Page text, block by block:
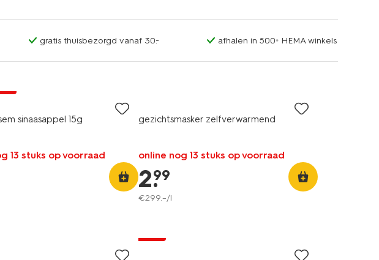
gratis thuisbezorgd vanaf 30.- afhalen in 500+ HEMA winkels
sinaasappel 15g
13 stuks op voorraad
gezichtsmasker zelfverwarmend
online nog 13 stuks op voorraad
2.
99
€299.–/l